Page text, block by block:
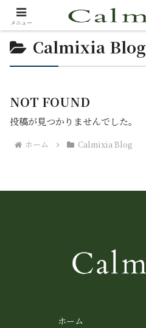
Calmixia Blog
NOT FOUND
投稿が見つかりませんでした。
ホーム Calmixia Blog
ホーム
メニュー